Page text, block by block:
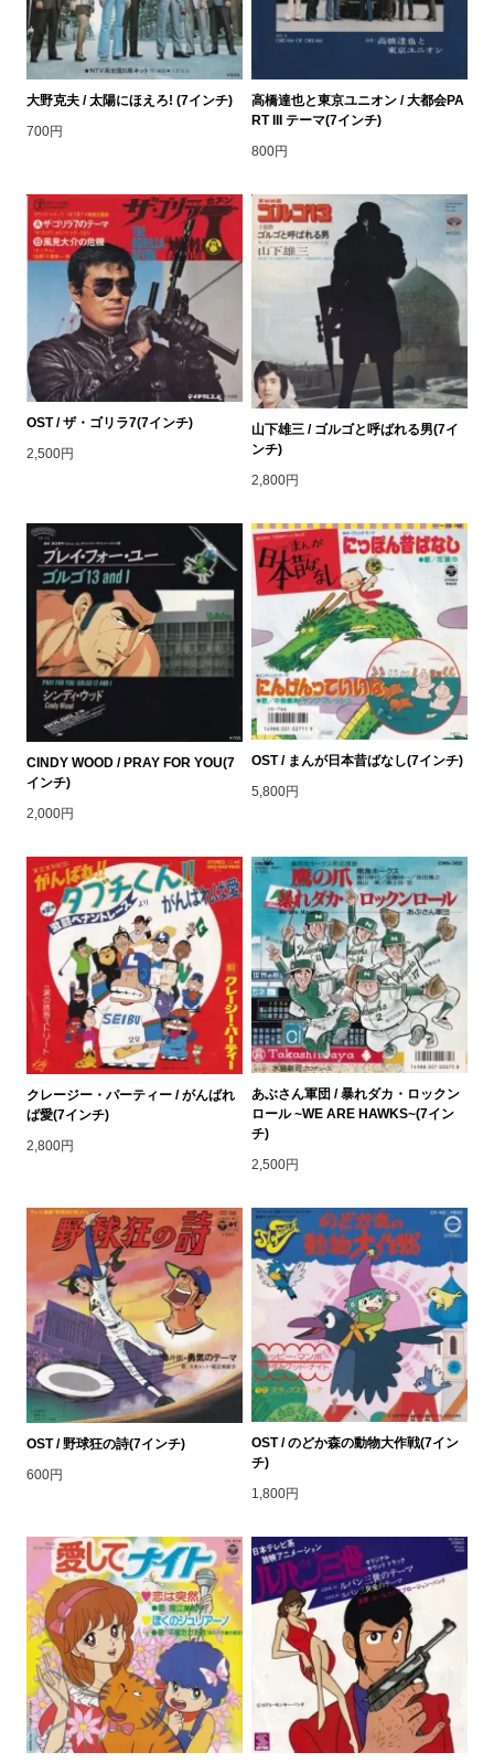
大野克夫 / 太陽にほえろ! (7インチ)
700円
高橋達也と東京ユニオン / 大都会PA
RT III テーマ(7インチ)
800円
OST / ザ・ゴリラ7(7インチ)
2,500円
山下雄三 / ゴルゴと呼ばれる男(7イ
ンチ)
2,800円
CINDY WOOD / PRAY FOR YOU(7
インチ)
2,000円
OST / まんが日本昔ばなし(7インチ)
5,800円
クレージー・パーティー / がんばれ
ば愛(7インチ)
2,800円
あぶさん軍団 / 暴れダカ・ロックン
ロール ~WE ARE HAWKS~(7イン
チ)
2,500円
OST / 野球狂の詩(7インチ)
600円
OST / のどか森の動物大作戦(7イン
チ)
1,800円